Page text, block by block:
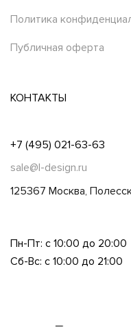
Политика
Публичная оферта
КОНТАКТЫ
+7 (495) 021-63-63
sale@l-design.ru
125367 Москва,
Пн-Пт: с 10:00 до 20:00
Сб-Вс: с 10:00 до 21:00